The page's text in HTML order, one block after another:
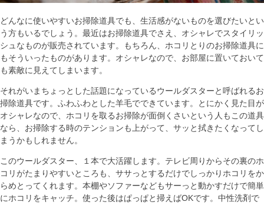
どんなに使いやすいお掃除道具でも、生活感がないものを選びたいとい
う方もいるでしょう。最近はお掃除道具でさえ、オシャレでスタイリッ
シュなものが販売されています。もちろん、ホコリとりのお掃除道具に
もそういったものがあります。オシャレなので、お部屋に置いておいて
も素敵に見えてしまいます。
それがいまちょっとした話題になっているウールダスターと呼ばれるお
掃除道具です。ふわふわとした羊毛でできています。とにかく見た目が
オシャレなので、ホコリを取るお掃除が面倒くさいという人もこの道具
なら、お掃除する時のテンションも上がって、サッと拭きたくなってし
まうかもしれません。
このウールダスター、１本で大活躍します。テレビ周りからその裏のホ
コリがたまりやすいところも、ササっとするだけでしっかりホコリをか
らめとってくれます。本棚やソファーなどもサーっと動かすだけで簡単
にホコリをキャッチ。使った後はぱっぱと掃えばOKです。中性洗剤で